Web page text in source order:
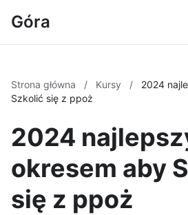
Góra
Strona główna / Kursy /
2024
Szkolić się z ppoż
2024
okresem aby
się z ppoż